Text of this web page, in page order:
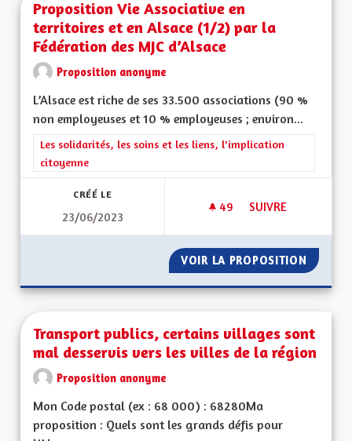
Proposition Vie Associative en
territoires et en Alsace (1/2) par la
Fédération des MJC d’Alsace
Proposition anonyme
L’Alsace est riche de ses 33.500 associations (90 %
non employeuses et 10 % employeuses ; environ...
Filtrer les résultats de la catégorie : Les solidarités, les soins
Les solidarités, les soins et les liens, l'implication
citoyenne
CRÉÉ LE
23/06/2023
49 49 ABONNÉS
SUIVRE
VOIR LA PROPOSITION
Transport publics, certains villages sont
mal desservis vers les villes de la région
Proposition anonyme
Mon Code postal (ex : 68 000) : 68280Ma
proposition : Quels sont les grands défis pour